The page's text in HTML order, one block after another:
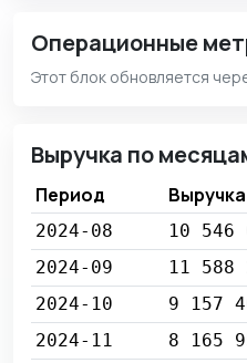
Операционные
Этот блок обновляется
Выручка по
Период Выручка
2024-08 10 546
2024-09
11 588
2024-10
9 157
2024-11
8 165